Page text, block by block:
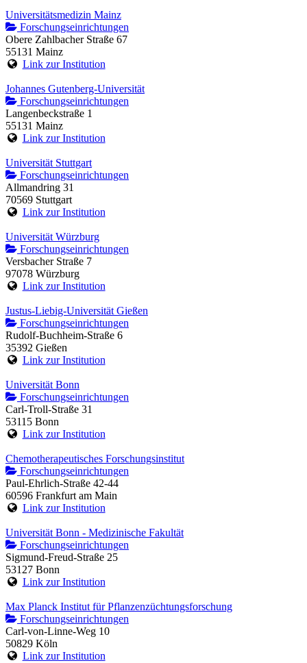
Universitätsmedizin Mainz
Forschungseinrichtungen
Obere Zahlbacher Straße 67
55131 Mainz
Link zur Institution
Johannes Gutenberg-Universität
Forschungseinrichtungen
Langenbeckstraße 1
55131 Mainz
Link zur Institution
Universität Stuttgart
Forschungseinrichtungen
Allmandring 31
70569 Stuttgart
Link zur Institution
Universität Würzburg
Forschungseinrichtungen
Versbacher Straße 7
97078 Würzburg
Link zur Institution
Justus-Liebig-Universität Gießen
Forschungseinrichtungen
Rudolf-Buchheim-Straße 6
35392 Gießen
Link zur Institution
Universität Bonn
Forschungseinrichtungen
Carl-Troll-Straße 31
53115 Bonn
Link zur Institution
Chemotherapeutisches Forschungsinstitut
Forschungseinrichtungen
Paul-Ehrlich-Straße 42-44
60596 Frankfurt am Main
Link zur Institution
Universität Bonn - Medizinische Fakultät
Forschungseinrichtungen
Sigmund-Freud-Straße 25
53127 Bonn
Link zur Institution
Max Planck Institut für Pflanzenzüchtungsforschung
Forschungseinrichtungen
Carl-von-Linne-Weg 10
50829 Köln
Link zur Institution